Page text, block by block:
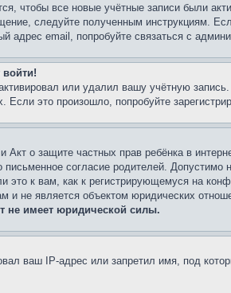
чтобы все новые учётные записи были
следуйте полученным инструкциям.
email, попробуйте связаться с
или удалил вашу учётную
это произошло, попробуйте
Акт о защите частных прав ребёнка в
согласие родителей.
к вам, как к регистрирующемуся на
и не является объектом юридических
не имеет юридической силы.
ваш IP-адрес или запретил имя, под